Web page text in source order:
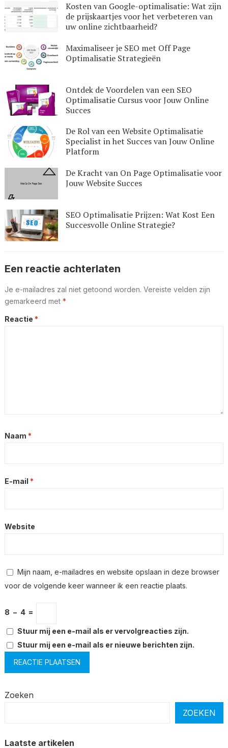
Kosten van Google-optimalisatie: Wat zijn
de prijskaartjes voor het verbeteren van
uw online zichtbaarheid?
Maximaliseer je SEO met Off Page
Optimalisatie Strategieën
Ontdek de Voordelen van een SEO
Optimalisatie Cursus voor Jouw Online
Succes
De Rol van een Website Optimalisatie
Specialist in het Succes van Jouw Online
Platform
De Kracht van On Page Optimalisatie voor
Jouw Website Succes
SEO Optimalisatie Prijzen: Wat Kost Een
Succesvolle Online Strategie?
Een reactie achterlaten
Je e-mailadres zal niet getoond worden. Vereiste velden zijn
gemarkeerd met *
Reactie *
Naam *
E-mail *
Website
Mijn naam, e-mailadres en website opslaan in deze browser
voor de volgende keer wanneer ik een reactie plaats.
8 − 4 =
Stuur mij een e-mail als er vervolgreacties zijn.
Stuur mij een e-mail als er nieuwe berichten zijn.
Zoeken
ZOEKEN
Laatste artikelen